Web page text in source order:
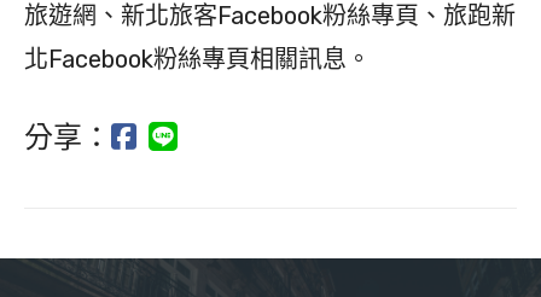
旅遊網、新北旅客Facebook粉絲專頁、旅跑新
北Facebook粉絲專頁相關訊息。
分享：